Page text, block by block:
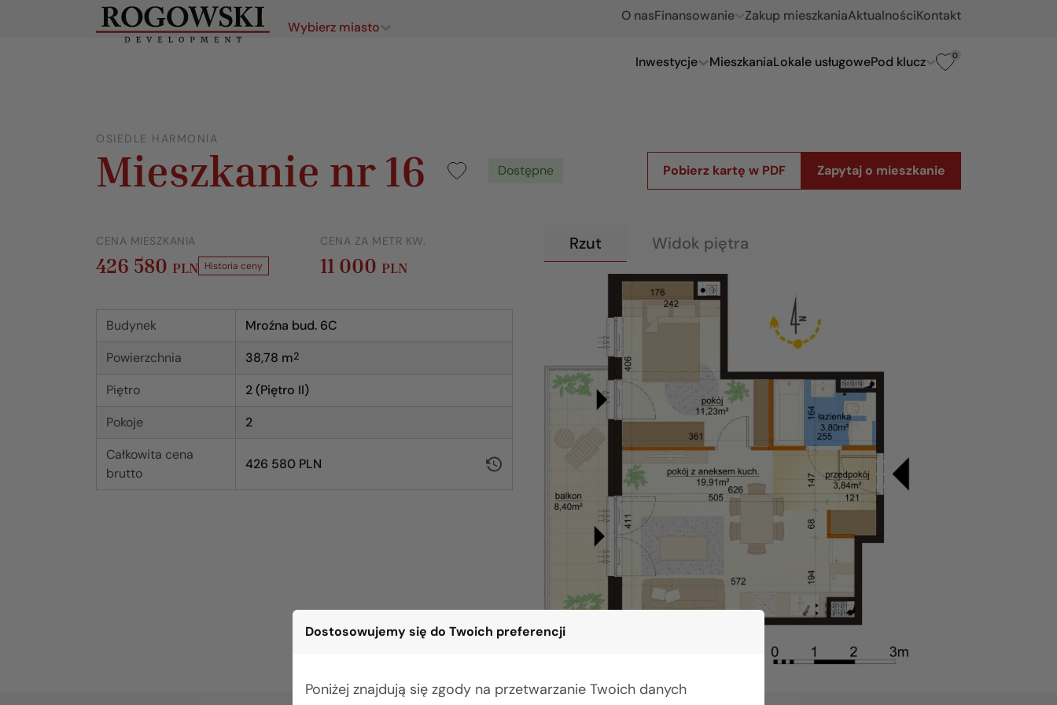
Dostosowujemy się do Twoich preferencji
Poniżej znajdują się zgody na przetwarzanie Twoich danych
O nasFinansowanie Zakup mieszkaniaAktualnościKontakt
Wybierz miasto
Inwestycje MieszkaniaLokale usługowePod klucz 0
OSIEDLE HARMONIA
Mieszkanie nr 16 Dostępne Pobierz kartę w PDF Zapytaj o mieszkanie
CENA MIESZKANIA
426 580 PLN Historia ceny
CENA ZA METR KW.
11 000 PLN
Budynek
Mroźna bud. 6C
Powierzchnia
38,78 m2
Piętro
2 (Piętro II)
Pokoje
2
Całkowita cena
brutto
426 580 PLN
Rzut Widok piętra